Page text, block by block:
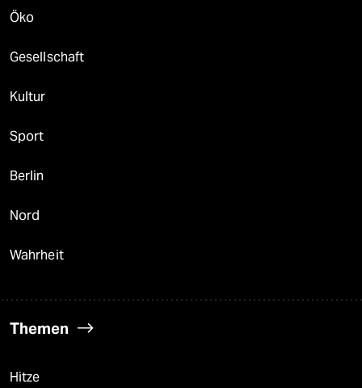
Öko
Gesellschaft
Kultur
Sport
Berlin
Nord
Wahrheit
Themen
Hitze